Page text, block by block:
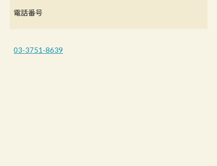
電話番号
03-3751-8639